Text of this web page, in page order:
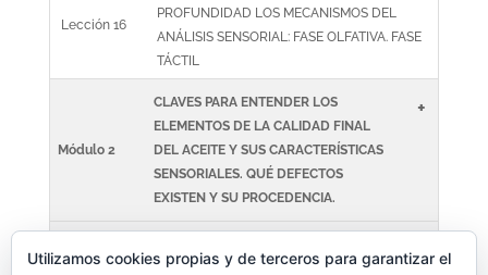
Lección 16
PROFUNDIDAD LOS MECANISMOS DEL
ANÁLISIS SENSORIAL: FASE OLFATIVA. FASE
TÁCTIL
Módulo 2
CLAVES PARA ENTENDER LOS
ELEMENTOS DE LA CALIDAD FINAL
DEL ACEITE Y SUS CARACTERÍSTICAS
SENSORIALES. QUÉ DEFECTOS
EXISTEN Y SU PROCEDENCIA.
+
Módulo 3
MECANISMOS DEL ANÁLISIS
Utilizamos cookies propias y de terceros para garantizar el